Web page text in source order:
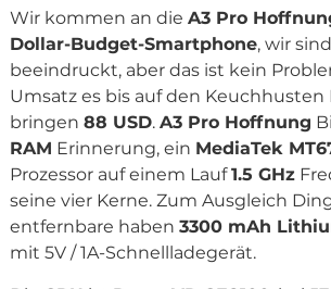
Wir kommen an die A3 Pro
Dollar-Budget-Smartphone, wir
beeindruckt, aber das ist kein
Umsatz es bis auf den Keuchhusten
bringen 88 USD. A3 Pro Hoffnung
RAM Erinnerung, ein MediaTek
Prozessor auf einem Lauf1.5 GHz
seine vier Kerne. Zum Ausgleich
entfernbare haben 3300 mAh
mit 5V / 1A-Schnellladegerät.